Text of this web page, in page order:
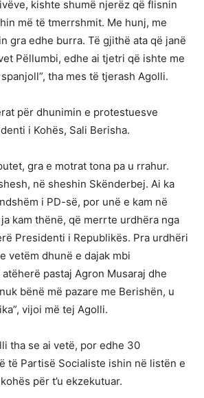
kishte shumë njerëz që flisnin
më të tmerrshmit. Me hunj, me
gra edhe burra. Të gjithë ata që janë
Pëllumbi, edhe ai tjetri që ishte me
tha mes të tjerash Agolli.
për dhunimin e protestuesve
i Kohës, Sali Berisha.
gra e motrat tona pa u rrahur.
në sheshin Skënderbej. Ai ka
i PD-së, por unë e kam në
kam thënë, që merrte urdhëra nga
Presidenti i Republikës. Pra urdhëri
vetëm dhunë e dajak mbi
pastaj Agron Musaraj dhe
bënë më pazare me Berishën, u
vijoi më tej Agolli.
tha se ai vetë, por edhe 30
të Partisë Socialiste ishin në listën e
për t’u ekzekutuar.